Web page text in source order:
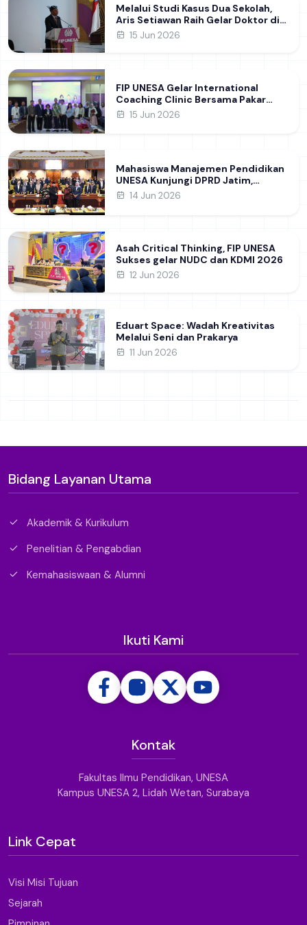
Melalui Studi Kasus Dua Sekolah,
Aris Setiawan Raih Gelar Doktor di
FIP UNESA Usai Kupas Manajemen
15 Jun 2026
FIP UNESA Gelar International
Coaching Clinic Bersama Pakar
Khon Kaen University Thailand,
Ilmiah Internasional dukung SDG 4
15 Jun 2026
Mahasiswa Manajemen Pendidikan
UNESA Kunjungi DPRD Jatim,
Perdalam Pemahaman Kebijakan
14 Jun 2026
Asah Critical Thinking, FIP UNESA
Sukses gelar NUDC dan KDMI 2026
12 Jun 2026
Eduart Space: Wadah Kreativitas
Melalui Seni dan Prakarya
11 Jun 2026
Bidang Layanan Utama
Akademik & Kurikulum
Penelitian & Pengabdian
Kemahasiswaan & Alumni
Ikuti Kami
Kontak
Fakultas Ilmu Pendidikan, UNESA
Kampus UNESA 2, Lidah Wetan, Surabaya
Link Cepat
Visi Misi Tujuan
Sejarah